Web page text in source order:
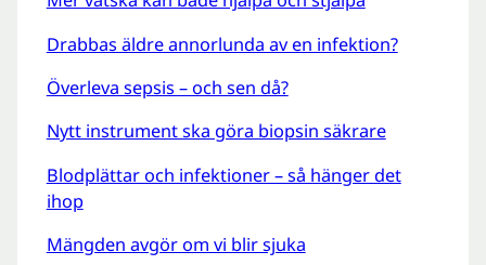
Drabbas äldre annorlunda av en infektion?
Överleva sepsis – och sen då?
Nytt instrument ska göra biopsin säkrare
Blodplättar och infektioner – så hänger det
ihop
Mängden avgör om vi blir sjuka